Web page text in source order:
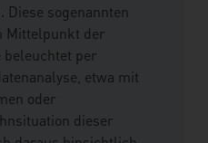
Diese sogenannten
Mittelpunkt der
beleuchtet per
etwa mit
oder
dieser